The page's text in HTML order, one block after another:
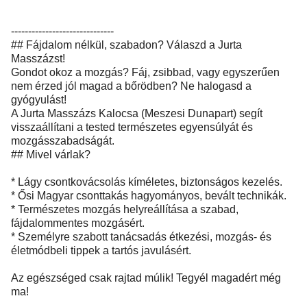
------------------------------
## Fájdalom nélkül, szabadon? Válaszd a Jurta
Masszázst!
Gondot okoz a mozgás? Fáj, zsibbad, vagy egyszerűen
nem érzed jól magad a bőrödben? Ne halogasd a
gyógyulást!
A Jurta Masszázs Kalocsa (Meszesi Dunapart) segít
visszaállítani a tested természetes egyensúlyát és
mozgásszabadságát.
## Mivel várlak?
* Lágy csontkovácsolás kíméletes, biztonságos kezelés.
* Ősi Magyar csonttakás hagyományos, bevált technikák.
* Természetes mozgás helyreállítása a szabad,
fájdalommentes mozgásért.
* Személyre szabott tanácsadás étkezési, mozgás- és
életmódbeli tippek a tartós javulásért.
Az egészséged csak rajtad múlik! Tegyél magadért még
ma!